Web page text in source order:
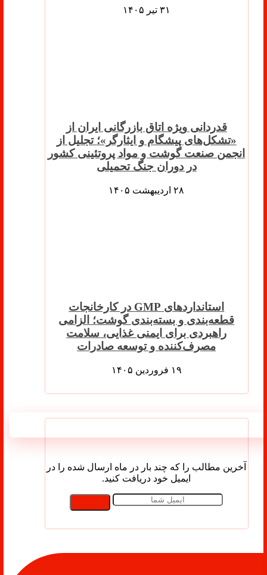
۳۱ تیر ۱۴۰۵
قدردانی ویژه اتاق بازرگانی ایران از
«تشکل‌های پیشگام و ایثارگر»؛ تجلیل از
انجمن صنعت گوشت و مواد پروتئینی کشور
در دوران جنگ تحمیلی
۲۸ اردیبهشت ۱۴۰۵
استانداردهای GMP در کارخانجات
قطعه‌بندی و بسته‌بندی گوشت؛ الزامی
راهبردی برای ایمنی غذایی، سلامت
مصرف‌کننده و توسعه صادرات
۱۹ فروردین ۱۴۰۵
آخرین مطالب را که چند بار در ماه ارسال شده را در
ایمیل خود دریافت کنید.